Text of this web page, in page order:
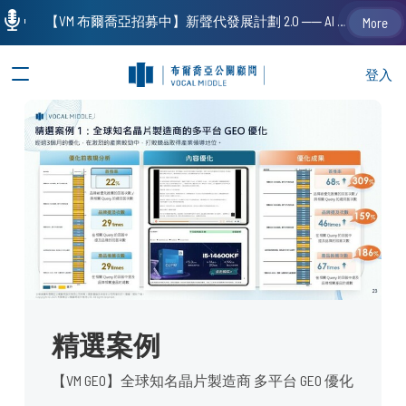
登入
精選案例
【VM GEO】全球知名晶片製造商 多平台 GEO 優化
【VM 布爾喬亞招募中】新聲代發展計劃 2.0 ── AI PR 人才加速養成計劃（歡迎「應屆畢業生」、「一年以下相關 / 三年以下非相關經驗工作者」申請加入） More